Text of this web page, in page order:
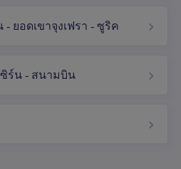
- ยอดเขาจุงเฟรา - ซูริค
ซิร์น - สนามบิน